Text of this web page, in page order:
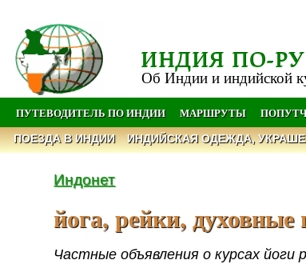
ИНДИЯ ПО-
Об Индии и индийской
ПУТЕВОДИТЕЛЬ ПО ИНДИИ МАРШРУТЫ
ПОЕЗДА В ИНДИИ ИНДИЙСКАЯ ОДЕЖДА,
Индонет
йога, рейки,
Частные объявления о курсах йоги